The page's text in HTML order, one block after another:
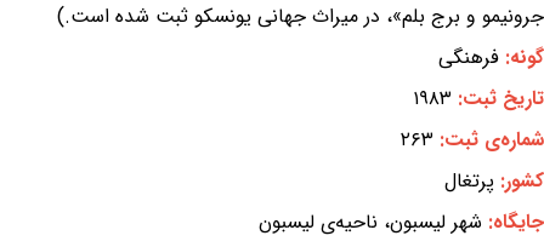
جرونیمو و برج بلم»، در میراث جهانی یونسکو ثبت شده است.)
گونه: فرهنگی
تاریخ ثبت: ۱۹۸۳
شماره‌ی ثبت: ۲۶۳
کشور: پرتغال
جایگاه: شهر لیسبون، ناحیه‌ی لیسبون